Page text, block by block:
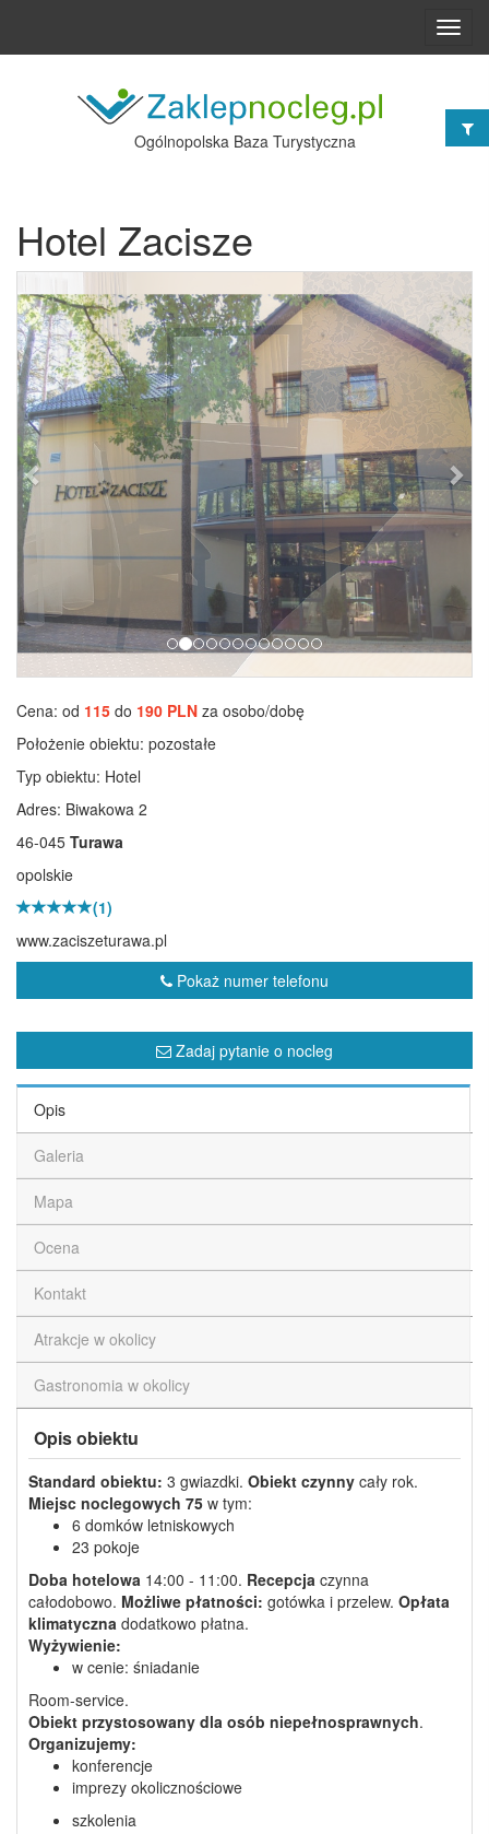
Ogólnopolska Baza Turystyczna
Hotel Zacisze
Poprzednie
Cena: od 115 do 190 PLN za osobo/dobę
Położenie obiektu: pozostałe
Typ obiektu: Hotel
Adres: Biwakowa 2
46-045 Turawa
opolskie
(1)
www.zaciszeturawa.pl
Pokaż numer telefonu
Zadaj pytanie o nocleg
Opis
Galeria
Mapa
Ocena
Kontakt
Atrakcje w okolicy
Gastronomia w okolicy
Opis obiektu
Standard obiektu: 3 gwiazdki. Obiekt czynny cały rok.
Miejsc noclegowych 75 w tym:
6 domków letniskowych
23 pokoje
Doba hotelowa 14:00 - 11:00. Recepcja czynna
całodobowo. Możliwe płatności: gotówka i przelew. Opłata
klimatyczna dodatkowo płatna.
Wyżywienie:
w cenie: śniadanie
Room-service.
Obiekt przystosowany dla osób niepełnosprawnych.
Organizujemy:
konferencje
imprezy okolicznościowe
szkolenia